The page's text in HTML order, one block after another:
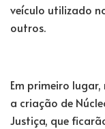
veículo utilizado
outros.
Em primeiro
a criação de
Justiça, que